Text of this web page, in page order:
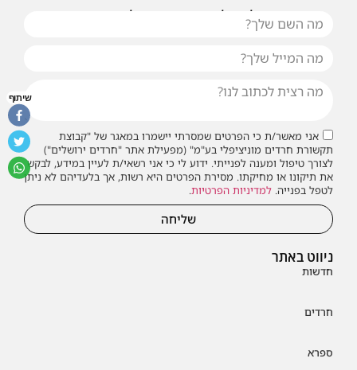
ניווט באתר
חדשות
חרדים
ספרא
או שילחו אלינו פנייה ונחזור אליכם בהקדם
אני מאשר/ת כי הפרטים שמסרתי יישמרו במאגר של "קבוצת
תקשורת חרדים מוניציפלי בע"מ" (מפעילת אתר "חרדים ירושלים")
לצורך טיפול ומענה לפנייתי. ידוע לי כי אני רשאי/ת לעיין במידע, לבקש
את תיקונו או מחיקתו. מסירת הפרטים היא רשות, אך בלעדיהם לא ניתן
לטפל בפנייה. למדיניות הפרטיות.
שליחה
שיתוף